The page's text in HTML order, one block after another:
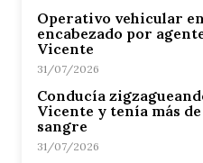
Operativo vehicular
encabezado por
Vicente
31/07/2026
Conducía
Vicente y tenía más
sangre
31/07/2026